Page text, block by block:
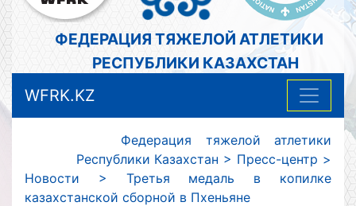
ФЕДЕРАЦИЯ ТЯЖЕЛОЙ АТЛЕТИКИ
РЕСПУБЛИКИ КАЗАХСТАН
WFRK.KZ
Федерация тяжелой атлетики
Республики Казахстан > Пресс-центр >
Новости > Третья медаль в копилке
казахстанской сборной в Пхеньяне